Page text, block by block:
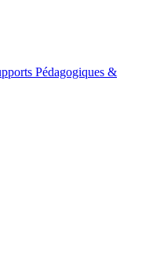
Pédagogiques &